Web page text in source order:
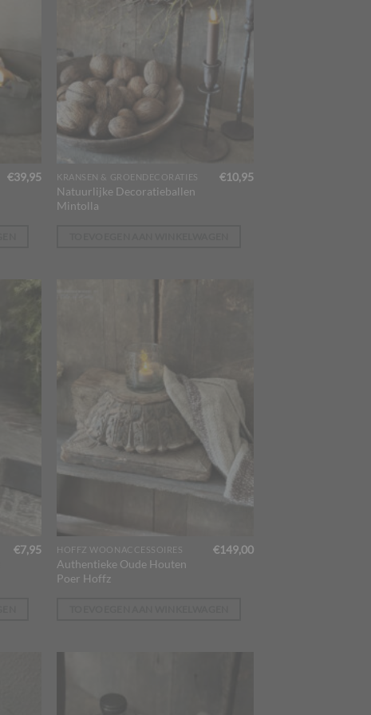
€39,95 KRANSEN & GROENDECORATIES
Natuurlijke Decoratieballen
Mintolla
€10,95
€7,95 HOFFZ WOONACCESSOIRES
Authentieke Oude Houten
Poer Hoffz
€149,00